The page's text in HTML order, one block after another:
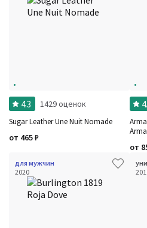
4.3 1429 оценок
Sugar Leather Une Nuit Nomade
от 465₽
от
для мужчин
2020